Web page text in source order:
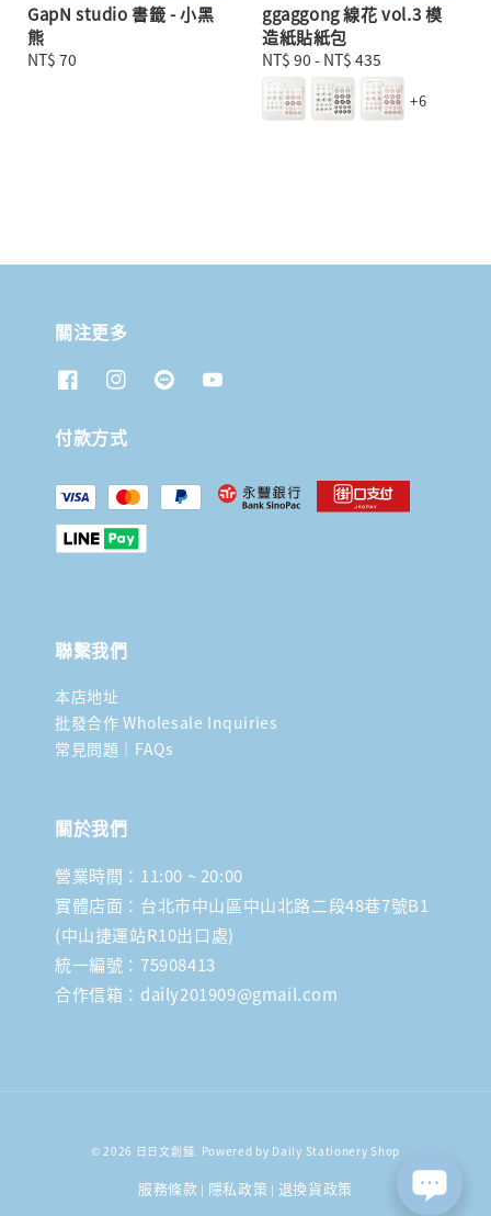
GapN studio 書籤 - 小黑
熊
Regular
NT$ 70
ggaggong 線花 vol.3 模
造紙貼紙包
Regular
price
NT$ 90 - NT$ 435
+6
關注更多
付款方式
聯繫我們
本店地址
批發合作 Wholesale Inquiries
常見問題｜FAQs
關於我們
營業時間：11:00 ~ 20:00
實體店面：台北市中山區中山北路二段48巷7號B1
(中山捷運站R10出口處)
統一編號：75908413
合作信箱：daily201909@gmail.com
© 2026 日日文創舖. Powered by Daily Stationery Shop
服務條款 | 隱私政策 | 退換貨政策